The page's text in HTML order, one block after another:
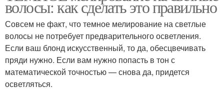
волосы: как сделать это правильно
Совсем не факт, что темное мелирование на светлые
волосы не потребует предварительного осветления.
Если ваш блонд искусственный, то да, обесцвечивать
пряди нужно. Если вам нужно попасть в тон с
математической точностью — снова да, придется
осветляться.